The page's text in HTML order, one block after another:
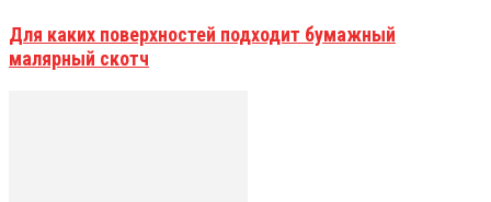
Для каких поверхностей подходит бумажный
малярный скотч